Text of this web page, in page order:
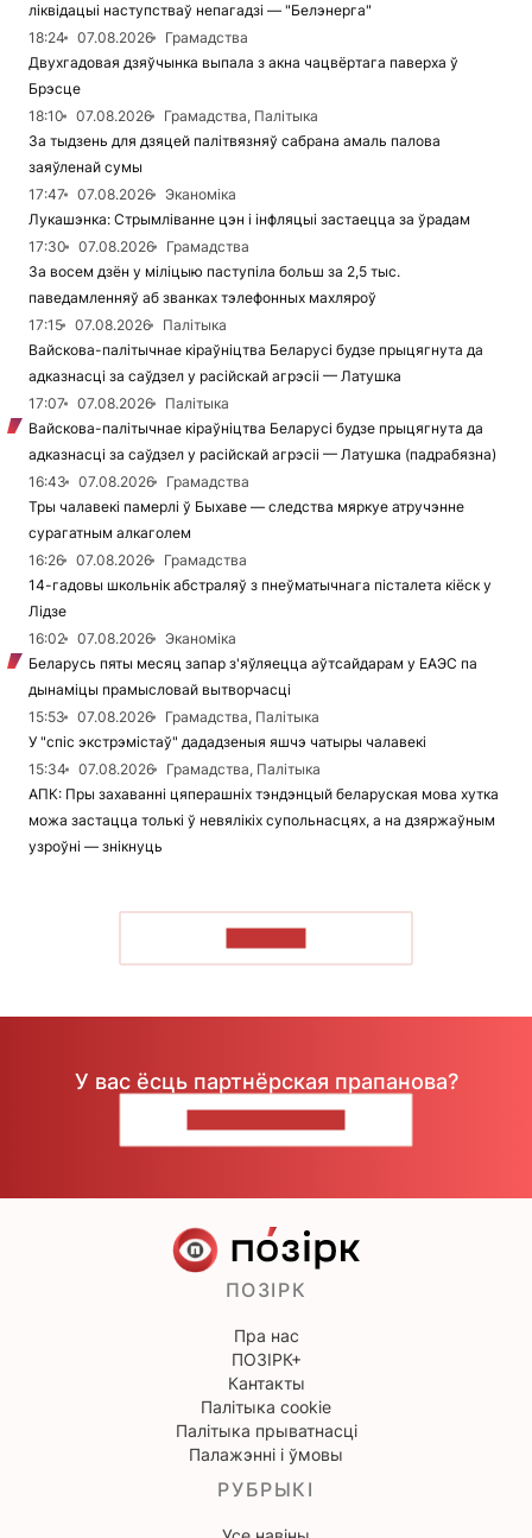
ліквідацыі наступстваў непагадзі — "Белэнерга"
18:24
07.08.2026
Грамадства
Двухгадовая дзяўчынка выпала з акна чацвёртага паверха ў
Брэсце
18:10
07.08.2026
Грамадства, Палітыка
За тыдзень для дзяцей палітвязняў сабрана амаль палова
заяўленай сумы
17:47
07.08.2026
Эканоміка
Лукашэнка: Стрымліванне цэн і інфляцыі застаецца за ўрадам
17:30
07.08.2026
Грамадства
За восем дзён у міліцыю паступіла больш за 2,5 тыс.
паведамленняў аб званках тэлефонных махляроў
17:15
07.08.2026
Палітыка
Вайскова-палітычнае кіраўніцтва Беларусі будзе прыцягнута да
адказнасці за саўдзел у расійскай агрэсіі — Латушка
17:07
07.08.2026
Палітыка
Вайскова-палітычнае кіраўніцтва Беларусі будзе прыцягнута да
адказнасці за саўдзел у расійскай агрэсіі — Латушка (падрабязна)
16:43
07.08.2026
Грамадства
Тры чалавекі памерлі ў Быхаве — следства мяркуе атручэнне
сурагатным алкаголем
16:26
07.08.2026
Грамадства
14-гадовы школьнік абстраляў з пнеўматычнага пісталета кіёск у
Лідзе
16:02
07.08.2026
Эканоміка
Беларусь пяты месяц запар з'яўляецца аўтсайдарам у ЕАЭС па
дынаміцы прамысловай вытворчасці
15:53
07.08.2026
Грамадства, Палітыка
У "спіс экстрэмістаў" дададзеныя яшчэ чатыры чалавекі
15:34
07.08.2026
Грамадства, Палітыка
АПК: Пры захаванні цяперашніх тэндэнцый беларуская мова хутка
можа застацца толькі ў невялікіх супольнасцях, а на дзяржаўным
узроўні — знікнуць
У вас ёсць партнёрская прапанова?
ПОЗІРК
Пра нас
ПОЗІРК+
Кантакты
Палітыка cookie
Палітыка прыватнасці
Палажэнні і ўмовы
РУБРЫКІ